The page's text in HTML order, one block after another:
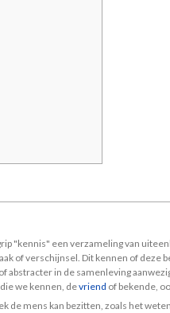
"kennis" een verzameling van
of verschijnsel. Dit kennen of deze
abstracter in de samenleving
we kennen, devriend of bekende,
de mens kan bezitten, zoals het